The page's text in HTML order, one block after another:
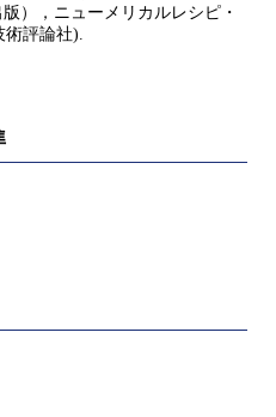
），ニューメリカルレシピ・
評論社).